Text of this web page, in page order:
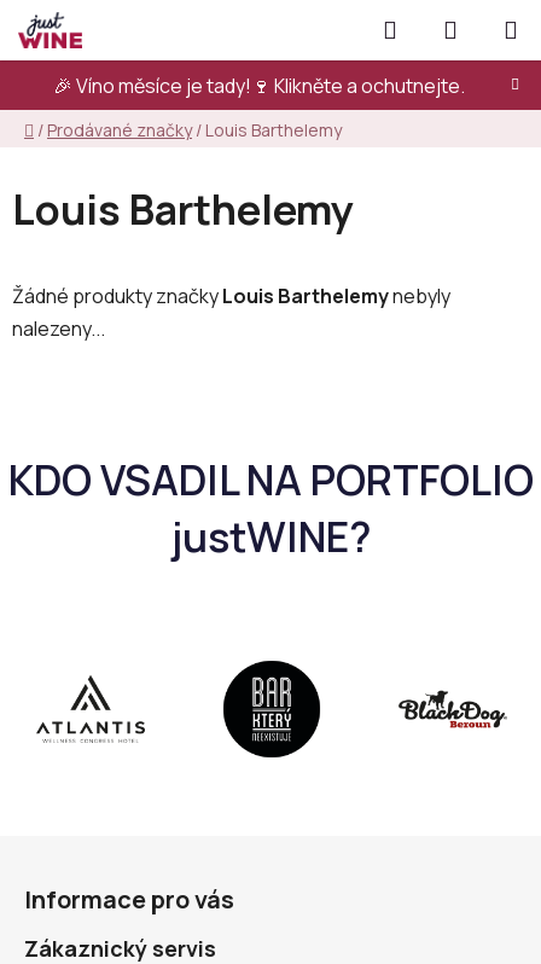
Přejít
na
obsah
🎉 Víno měsíce je tady!🍷 Klikněte a ochutnejte.
Hledat
KOŠÍK
Domů
/ Prodávané značky / Louis Barthelemy
Louis Barthelemy
Žádné produkty značkyLouis Barthelemynebyly
nalezeny...
Informace pro vás
Zákaznický servis